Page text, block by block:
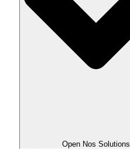
Open Nos Solutions